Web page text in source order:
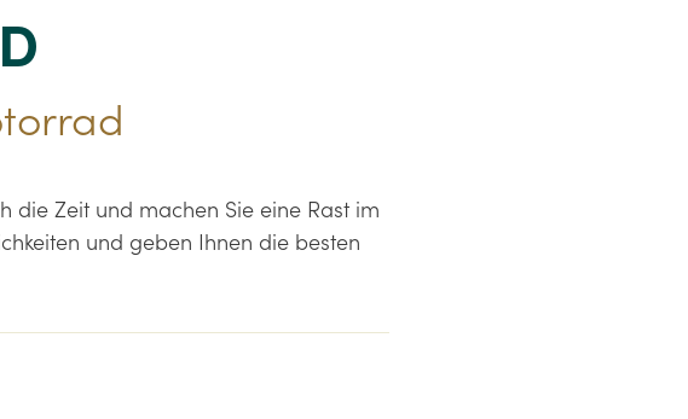
die Zeit und machen Sie eine Rast im
und geben Ihnen die besten